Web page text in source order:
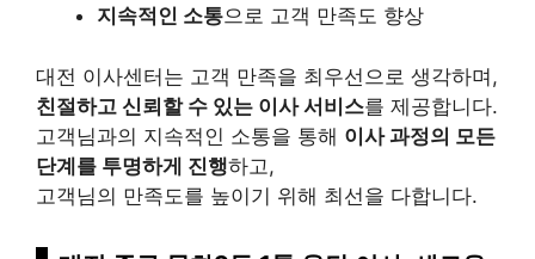
지속적인 소통으로 고객 만족도 향상
대전 이사센터는 고객 만족을 최우선으로 생각하며,
친절하고 신뢰할 수 있는 이사 서비스를 제공합니다.
고객님과의 지속적인 소통을 통해 이사 과정의 모든
단계를 투명하게 진행하고,
고객님의 만족도를 높이기 위해 최선을 다합니다.